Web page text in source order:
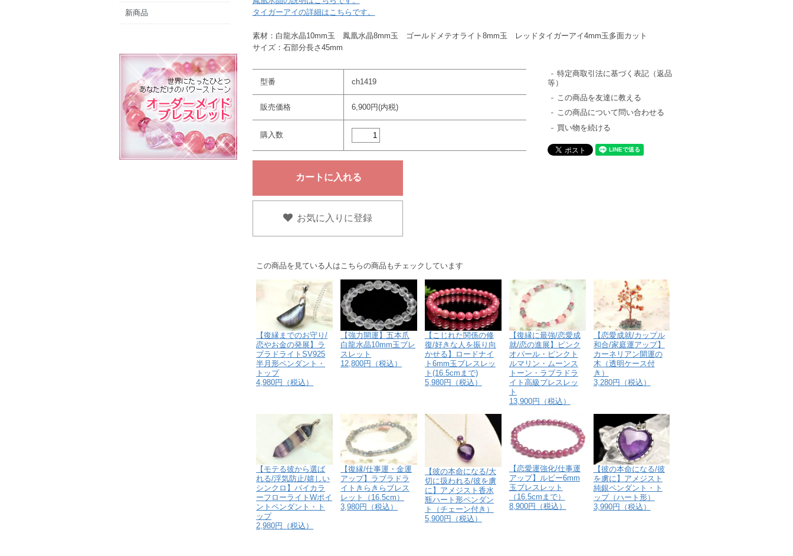
新商品
タイガーアイの詳細はこちらです。
素材：白龍水晶10mm玉 鳳凰水晶8mm玉 ゴールドメテオライト8mm玉 レッドタイガーアイ4mm玉多面カット
サイズ：石部分長さ45mm
型番 ch1419
販売価格 6,900円(内税)
購入数
お気に入りに登録
特定商取引法に基づく表記（返品
等）
この商品を友達に教える
この商品について問い合わせる
買い物を続ける
この商品を見ている人はこちらの商品もチェックしています
【復縁までのお守り/
恋やお金の発展】ラ
ブラドライトSV925
半月形ペンダント・
トップ
4,980円（税込）
【強力開運】五本爪
白龍水晶10mm玉ブレ
スレット
12,800円（税込）
【こじれた関係の修
復/好きな人を振り向
かせる】ロードナイ
ト6mm玉ブレスレッ
ト(16.5cmまで)
5,980円（税込）
【復縁に最強/恋愛成
就/恋の進展】ピンク
オパール・ピンクト
ルマリン・ムーンス
トーン・ラブラドラ
イト高級ブレスレッ
ト
13,900円（税込）
【恋愛成就/カップル
和合/家庭運アップ】
カーネリアン開運の
木（透明ケース付
き）
3,280円（税込）
【モテる彼から選ば
れる/浮気防止/嬉しい
シンクロ】バイカラ
ーフローライトWポイ
ントペンダント・ト
ップ
2,980円（税込）
【復縁/仕事運・金運
アップ】ラブラドラ
イトきらきらブレス
レット（16.5cm）
3,980円（税込）
【彼の本命になる/大
切に扱われる/彼を虜
に】アメジスト香水
瓶ハート形ペンダン
ト（チェーン付き）
5,900円（税込）
【恋愛運強化/仕事運
アップ】ルビー6mm
玉ブレスレット
（16.5cmまで）
8,900円（税込）
【彼の本命になる/彼
を虜に】アメジスト
純銀ペンダント・ト
ップ（ハート形）
3,990円（税込）